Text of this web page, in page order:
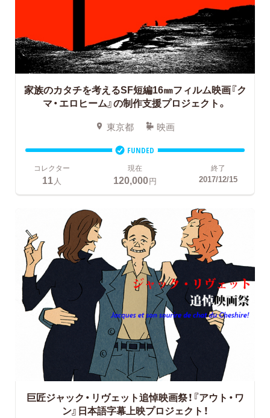
家族のカタチを考えるSF短編16㎜フィルム映画『ク
マ・エロヒーム』の制作支援プロジェクト。
東京都 映画
FUNDED
コレクター
11人
現在
120,000円
終了
2017/12/15
巨匠ジャック・リヴェット追悼映画祭！『アウト・ワ
ン』日本語字幕上映プロジェクト！